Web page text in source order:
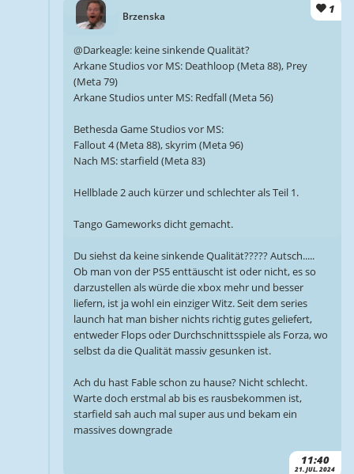
Brzenska
1
11:40
21. JUL. 2024
@Darkeagle: keine sinkende Qualität?
Arkane Studios vor MS: Deathloop (Meta 88), Prey
(Meta 79)
Arkane Studios unter MS: Redfall (Meta 56)
Bethesda Game Studios vor MS:
Fallout 4 (Meta 88), skyrim (Meta 96)
Nach MS: starfield (Meta 83)
Hellblade 2 auch kürzer und schlechter als Teil 1.
Tango Gameworks dicht gemacht.
Du siehst da keine sinkende Qualität????? Autsch.....
Ob man von der PS5 enttäuscht ist oder nicht, es so
darzustellen als würde die xbox mehr und besser
liefern, ist ja wohl ein einziger Witz. Seit dem series
launch hat man bisher nichts richtig gutes geliefert,
entweder Flops oder Durchschnittsspiele als Forza, wo
selbst da die Qualität massiv gesunken ist.
Ach du hast Fable schon zu hause? Nicht schlecht.
Warte doch erstmal ab bis es rausbekommen ist,
starfield sah auch mal super aus und bekam ein
massives downgrade